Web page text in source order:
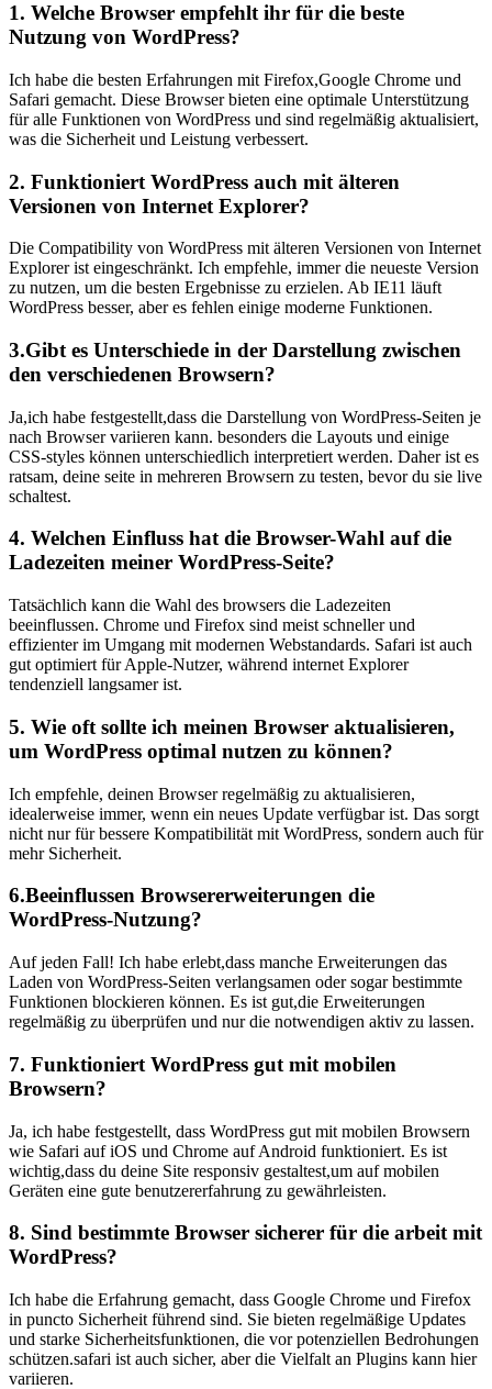
1. Welche Browser​ empfehlt ihr für die beste⁣
Nutzung von WordPress?
Ich ⁤habe die besten Erfahrungen ⁣mit Firefox,Google Chrome ‍und
Safari gemacht. Diese Browser bieten eine optimale Unterstützung
für alle Funktionen ​von WordPress und sind‍ regelmäßig aktualisiert,
was die Sicherheit und Leistung verbessert.
2. Funktioniert WordPress auch mit älteren ​
Versionen von Internet ‍Explorer?
Die Compatibility von⁣ WordPress mit ​älteren Versionen⁤ von Internet
‌Explorer ist⁢ eingeschränkt.‌ Ich empfehle, immer die neueste Version⁣
zu nutzen, um die besten Ergebnisse ⁤zu erzielen. Ab IE11 läuft
WordPress besser, ⁢aber es fehlen einige moderne‍ Funktionen.
3.Gibt es Unterschiede in der Darstellung zwischen
‍den verschiedenen⁣ Browsern?
Ja,ich habe festgestellt,dass ⁤die Darstellung ⁤von​ WordPress-Seiten je
nach Browser variieren kann. besonders ‌die Layouts und einige
CSS-styles können ⁤unterschiedlich interpretiert werden. Daher ​ist es
ratsam,​ deine ⁢seite in mehreren⁤ Browsern‍ zu testen, bevor du sie ⁤live
schaltest.
4. ⁣Welchen Einfluss hat⁢ die Browser-Wahl auf die
⁢Ladezeiten meiner​ WordPress-Seite?
Tatsächlich‌ kann die‌ Wahl⁣ des browsers die Ladezeiten
beeinflussen.‌ Chrome und Firefox sind meist schneller und ​
effizienter im Umgang mit⁢ modernen Webstandards. Safari ist auch
gut optimiert für Apple-Nutzer, während internet Explorer‍
tendenziell langsamer ist.
5. ‍Wie​ oft sollte ich⁢ meinen Browser aktualisieren,
um ‍WordPress optimal nutzen zu können?
Ich empfehle, deinen ​Browser regelmäßig zu⁣ aktualisieren,
idealerweise immer, wenn‌ ein neues Update verfügbar ist. Das sorgt​
nicht nur für bessere Kompatibilität ​mit WordPress, sondern auch‍ für
mehr Sicherheit.
6.Beeinflussen Browsererweiterungen die
WordPress-Nutzung?
Auf jeden Fall! Ich habe erlebt,dass manche Erweiterungen das
Laden ​von WordPress-Seiten ⁤verlangsamen oder sogar⁣ bestimmte
Funktionen blockieren ‌können. Es⁣ ist gut,die Erweiterungen
regelmäßig zu überprüfen und ⁢nur die notwendigen aktiv‌ zu lassen.
7.‍ Funktioniert WordPress gut mit mobilen
⁣Browsern?
Ja, ich ​habe festgestellt, dass WordPress gut⁤ mit mobilen ‍Browsern⁢
wie Safari auf iOS und ‌Chrome auf ⁣Android funktioniert. Es ist
wichtig,dass du deine Site responsiv gestaltest,um auf mobilen
Geräten eine ⁢gute ‌benutzererfahrung zu ⁣gewährleisten.
8. Sind bestimmte ⁤Browser sicherer ⁣für die arbeit‌ mit​
WordPress?
Ich habe die Erfahrung gemacht,‍ dass Google ⁣Chrome und Firefox
in puncto Sicherheit ‌führend sind. Sie bieten ‌regelmäßige Updates‌
und‌ starke Sicherheitsfunktionen, die‌ vor⁤ potenziellen Bedrohungen
⁢schützen.safari‍ ist auch sicher, aber die Vielfalt an Plugins kann hier
variieren.